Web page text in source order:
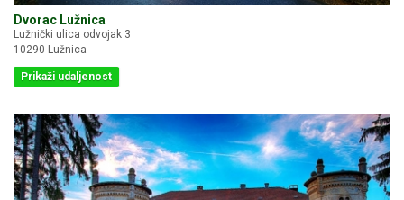
Dvorac Lužnica
Lužnički ulica odvojak 3
10290 Lužnica
Prikaži udaljenost